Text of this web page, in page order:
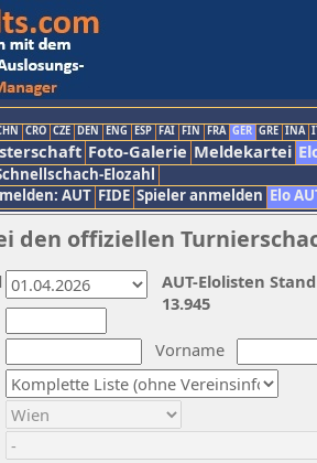
CRO CZE DEN ENG ESP FAI FIN FRA GER GRE INA
Foto-Galerie Meldekartei
Elozahl
AUT FIDE Spieler anmelden Elo
den offiziellen
Vorname
AUT-Elolisten
13.945